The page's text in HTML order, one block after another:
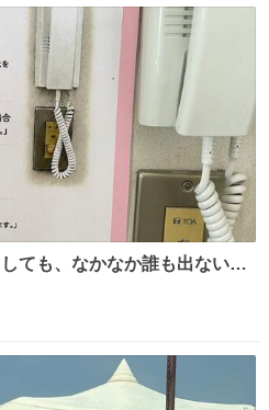
ても、なかなか誰も出ないこ
「何を話せばいいか」が見え